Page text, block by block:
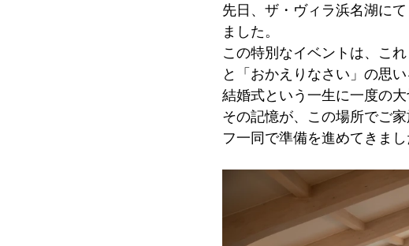
先日、ザ・ヴィラ浜名湖にて
ました。
この特別なイベントは、こ
と「おかえりなさい」の思
結婚式という一生に一度の大
その記憶が、この場所でご
フ一同で準備を進めてきまし